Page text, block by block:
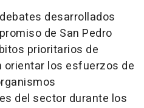
desarrollados
de San Pedro
prioritarios de
orientar los esfuerzos de
del sector durante los